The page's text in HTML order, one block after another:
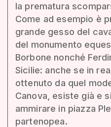
la prematura
Come ad esempio è
grande gesso del
del monumento
Borbone nonché
Sicilie: anche se in
ottenuto da quel
Canova, esiste già e
ammirare in piazza
partenopea.